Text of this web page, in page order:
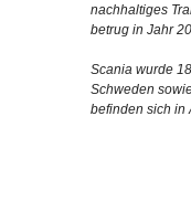
nachhaltiges
betrug in Jahr
Scania wurde
Schweden
befinden sich in